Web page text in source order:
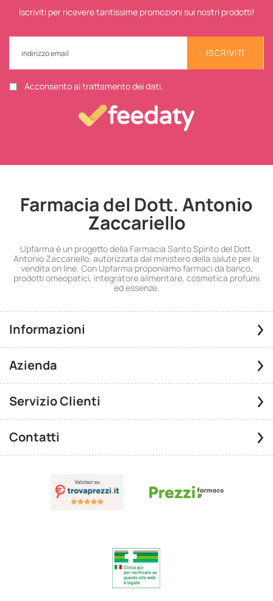
Iscriviti per ricevere tantissime promozioni sui nostri prodotti!
ISCRIVITI
Acconsento al trattamento dei dati.
Farmacia del Dott. Antonio
Zaccariello
Upfarma è un progetto della Farmacia Santo Spirito del Dott.
Antonio Zaccariello, autorizzata dal ministero della salute per la
vendita on line. Con Upfarma proponiamo farmaci da banco,
prodotti omeopatici, integratore alimentare, cosmetica profumi
ed essenze.
Informazioni
Azienda
Servizio Clienti
Contatti